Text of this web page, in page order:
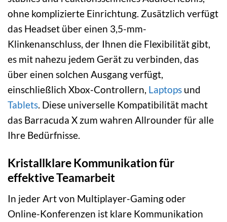
ohne komplizierte Einrichtung. Zusätzlich verfügt
das Headset über einen 3,5-mm-
Klinkenanschluss, der Ihnen die Flexibilität gibt,
es mit nahezu jedem Gerät zu verbinden, das
über einen solchen Ausgang verfügt,
einschließlich Xbox-Controllern, Laptops und
Tablets. Diese universelle Kompatibilität macht
das Barracuda X zum wahren Allrounder für alle
Ihre Bedürfnisse.
Kristallklare Kommunikation für
effektive Teamarbeit
In jeder Art von Multiplayer-Gaming oder
Online-Konferenzen ist klare Kommunikation